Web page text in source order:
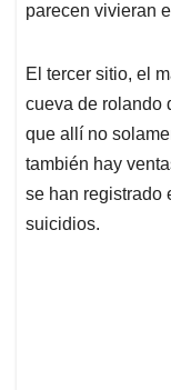
parecen vivieran
El tercer sitio, el
cueva de rolando
que allí no
también hay
se han registrado
suicidios.